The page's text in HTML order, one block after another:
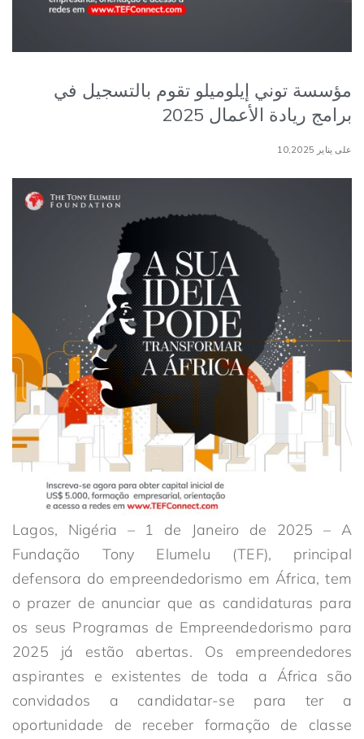
مؤسسة توني إيلوميلو تقوم بالتسجيل في
برامج ريادة الأعمال 2025
على يناير 10,2025
Lagos, Nigéria – 1 de Janeiro de 2025 – A
Fundação Tony Elumelu (TEF), principal
defensora do empreendedorismo em África, tem
o prazer de anunciar que as candidaturas para
os seus Programas de Empreendedorismo para
2025 já estão abertas. Os empreendedores
aspirantes e existentes de toda a África são
convidados a candidatar-se para ter a
oportunidade de receber formação de classe